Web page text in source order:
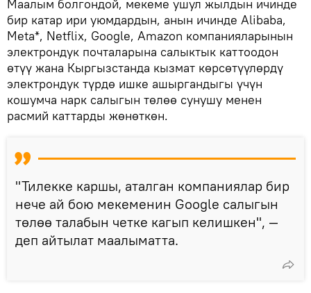
Маалым болгондой, мекеме ушул жылдын ичинде
бир катар ири уюмдардын, анын ичинде Alibaba,
Meta*, Netflix, Google, Amazon компанияларынын
электрондук почталарына салыктык каттоодон
өтүү жана Кыргызстанда кызмат көрсөтүүлөрдү
электрондук түрдө ишке ашыргандыгы үчүн
кошумча нарк салыгын төлөө сунушу менен
расмий каттарды жөнөткөн.
"Тилекке каршы, аталган компаниялар бир
нече ай бою мекеменин Google салыгын
төлөө талабын четке кагып келишкен", —
деп айтылат маалыматта.